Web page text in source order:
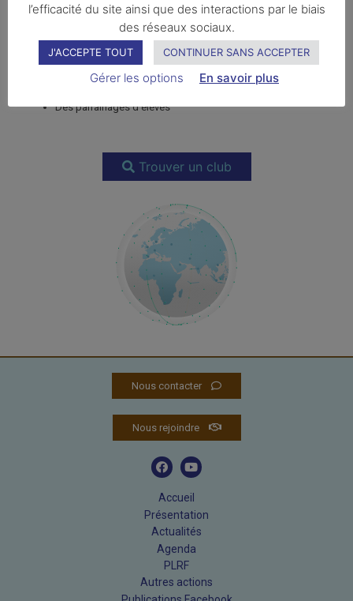
En Asie, Afrique, Caraïbes,
Europe...
Des soutiens à des écoles et des festivals de théâtre
Des parrainages d’élèves
Trouver un club
Nous contacter
Nous rejoindre
Accueil
Présentation
Actualités
Agenda
PLRF
Autres actions
l’efficacité du site ainsi que des interactions par le biais
des réseaux sociaux.
J'ACCEPTE TOUT CONTINUER SANS ACCEPTER
Gérer les options En savoir plus